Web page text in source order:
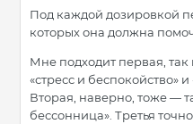
Под каждой дозировкой
которых она должна
Мне подходит первая, так
«стресс и беспокойство»
Вторая, наверно, тоже —
бессонница». Третья